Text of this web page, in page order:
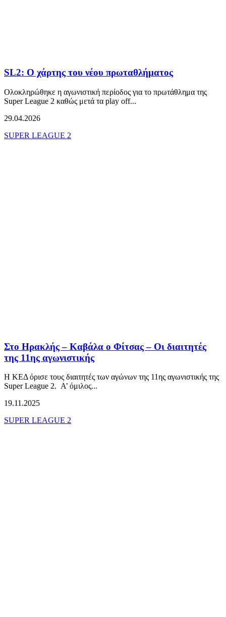
SL2: Ο χάρτης του νέου πρωταθλήματος
Oλοκληρώθηκε η αγωνιστική περίοδος για το πρωτάθλημα της
Super League 2 καθώς μετά τα play off...
29.04.2026
SUPER LEAGUE 2
Στο Ηρακλής – Καβάλα ο Φίτσας – Οι διαιτητές
της 11ης αγωνιστικής
Η ΚΕΔ όρισε τους διαιτητές των αγώνων της 11ης αγωνιστικής της
Super League 2. Α’ όμιλος...
19.11.2025
SUPER LEAGUE 2